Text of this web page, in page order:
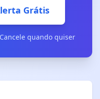
Grátis
quando quiser